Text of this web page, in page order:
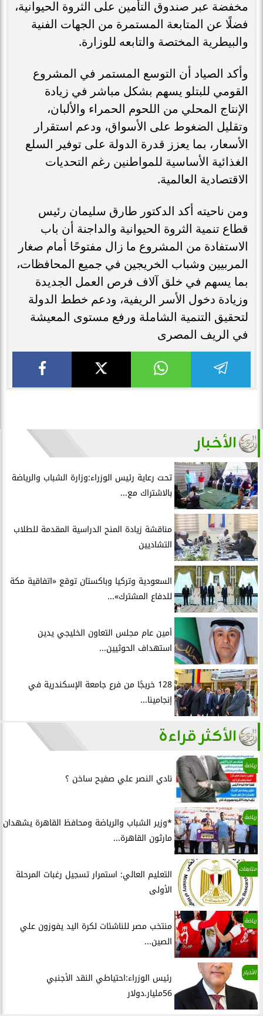
مخفضة عبر صندوق التأمين على الثروة الحيوانية،
فضلًا عن المتابعة المستمرة من الجهات الفنية
والبيطرية المختصة والتابعه للوزارة.
وأكد الصياد أن التوسع المستمر في المشروع
القومي للبتلو يسهم بشكل مباشر في زيادة
الإنتاج المحلي من اللحوم الحمراء والألبان،
وتقليل الضغوط على الأسواق، ودعم استقرار
الأسعار، بما يعزز قدرة الدولة على توفير السلع
الغذائية الأساسية للمواطنين رغم التحديات
الاقتصادية العالمية.
ومن ناحيته أكد الدكتور طارق سليمان رئيس
قطاع تنمية الثروة الحيوانية والداجنة أن باب
الاستفادة من المشروع ما زال مفتوحًا أمام صغار
المربيين وشباب الخريجين في جميع المحافظات،
بما يسهم في خلق آلاف فرص العمل الجديدة
وزيادة دخول الأسر الريفية، ودعم خطط الدولة
لتحقيق التنمية الشاملة ورفع مستوى المعيشة
في الريف المصرى
الأخبار
تحت رعاية رئيس الوزراء:وزارة الشباب والرياضة
بالاشتراك مع...
مناقشة زيادة المنح الدراسية المقدمة للطلاب
التشاديين
السعودية وتركيا وباكستان توقع «اتفاقية مكة
للدفاع المشترك»...
أمين عام مجلس التعاون الخليجي يدين
استهداف الحوثيين...
128 خريجًا من فرع جامعة الإسكندرية في
إنجامينا...
الأكثر قراءة
رياضة
نادي النصر علي صفيح ساخن ؟
رياضة
*وزير الشباب والرياضة ومحافظ القاهرة يشهدان
مارثون القاهرة...
متابعات
التعليم العالي: استمرار تسجيل رغبات المرحلة
الأولى
رياضة
منتخب مصر للناشئات لكرة اليد يفوزون علي
الصين...
الأخبار
رئيس الوزراء:احتياطي النقد الأجنبي
56مليار.دولار